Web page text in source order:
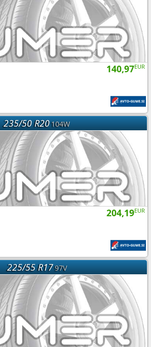
140,97EUR
235/50 R20104W
204,19EUR
225/55 R1797V